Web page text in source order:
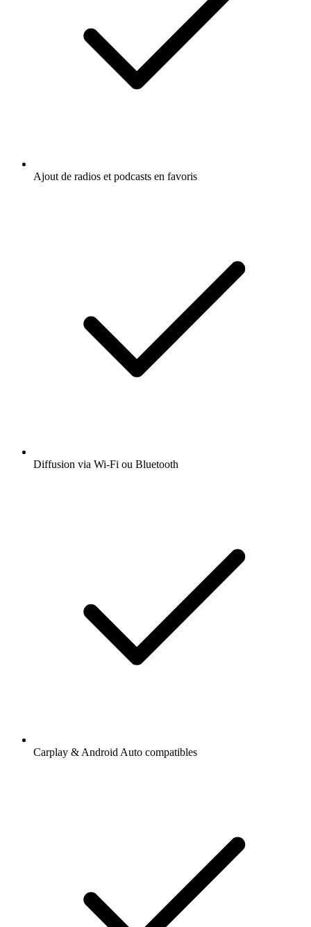
Ajout de radios et podcasts en favoris
Diffusion via Wi-Fi ou Bluetooth
Carplay & Android Auto compatibles